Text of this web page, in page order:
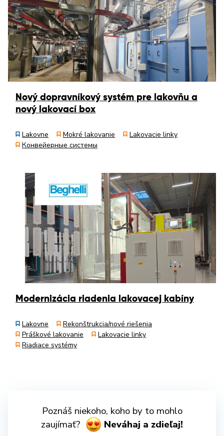
Nový dopravníkový systém pre lakovňu a
nový lakovací box
Lakovne Mokré lakovanie
Lakovacie linky
Конвейерные системы
Modernizácia riadenia lakovacej kabíny
Lakovne
Rekonštrukcia/nové riešenia
Práškové lakovanie
Lakovacie linky
Riadiace systémy
Poznáš niekoho, koho by to mohlo
zaujímať?
Neváhaj a zdieľaj!